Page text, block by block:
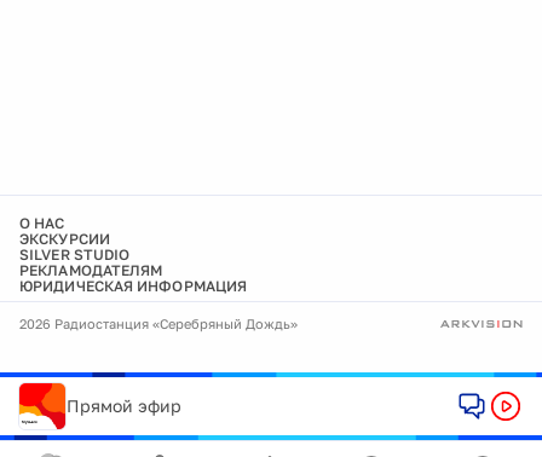
О НАС
ЭКСКУРСИИ
SILVER STUDIO
РЕКЛАМОДАТЕЛЯМ
ЮРИДИЧЕСКАЯ ИНФОРМАЦИЯ
2026 Радиостанция «Серебряный Дождь»
Прямой эфир